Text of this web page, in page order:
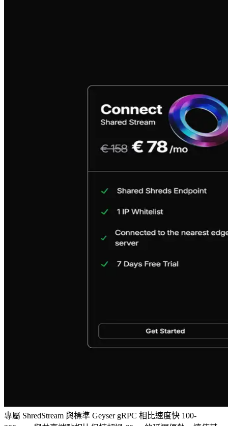
專屬 ShredStream 與標準 Geyser gRPC 相比速度快 100-